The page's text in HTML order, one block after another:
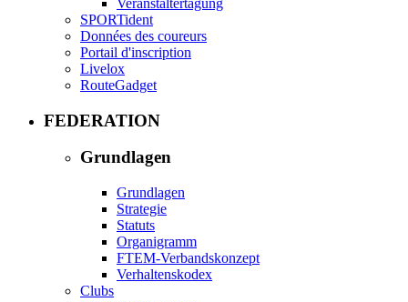
SPORTident
Données des coureurs
Portail d'inscription
Livelox
RouteGadget
FEDERATION
Grundlagen
Grundlagen
Strategie
Statuts
Organigramm
FTEM-Verbandskonzept
Verhaltenskodex
Clubs